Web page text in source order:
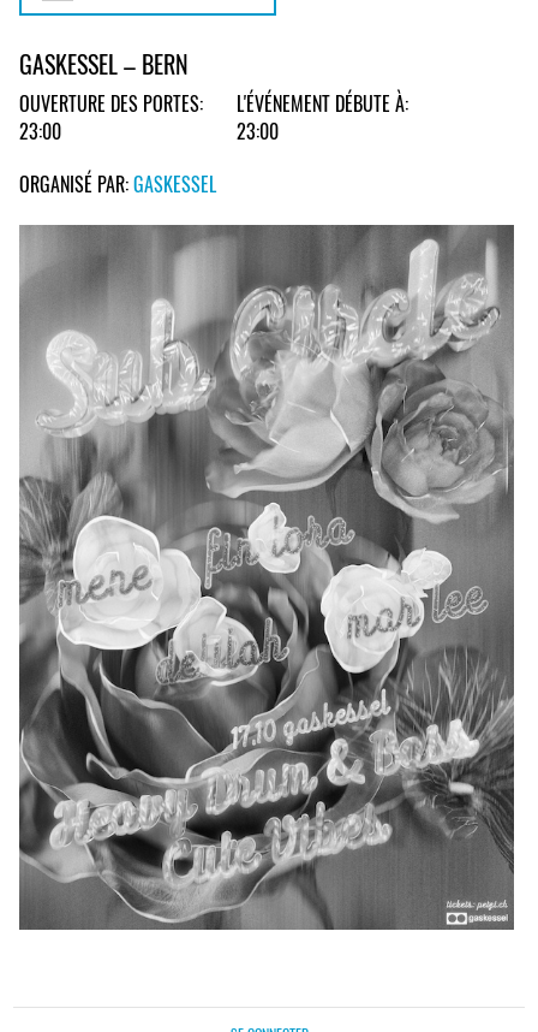
GASKESSEL – BERN
OUVERTURE DES PORTES:
23:00
L'ÉVÉNEMENT DÉBUTE À:
23:00
ORGANISÉ PAR:GASKESSEL